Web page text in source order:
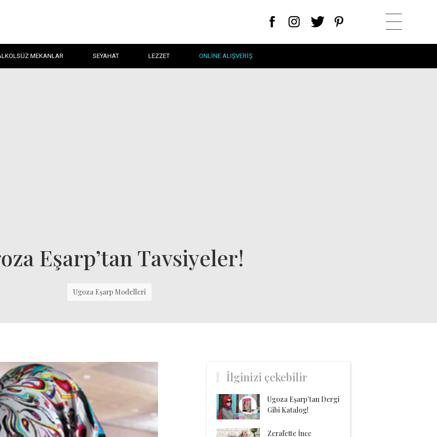
MEKANLAR SEYAHAT LEZZET ONLINE ALIŞVERIŞ
Eşarp’tan Tavsiyeler!
Ugoza Eşarp Modelleri
İlginizi çekebilir
Ugoza Eşarp’tan Dergi
Gibi Katalog!
Zerafette İnce